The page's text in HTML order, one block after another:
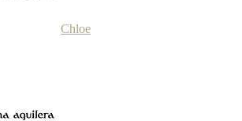
Chloe